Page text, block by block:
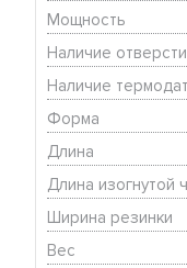
Мощность
Наличие
Наличие
Форма
Длина
Длина изогнутой
Ширина резинки
Вес